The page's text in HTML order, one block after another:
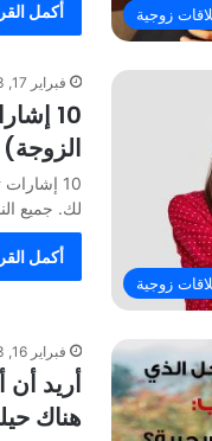
زوجية أكمل
زوجية
فبراير 17, 2023
10
10
لك. جميع
أكمل
فبراير 16, 2023
أريد
هناك